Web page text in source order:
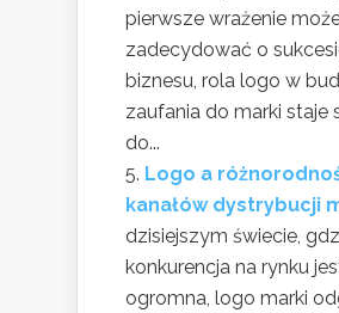
pierwsze wrażenie
zadecydować o
biznesu, rola logo w
zaufania do marki staje
do...
Logo a
kanałów dystrybucji
dzisiejszym świecie,
konkurencja na rynku
ogromna, logo marki